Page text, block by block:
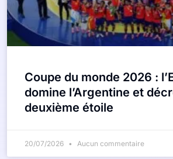
Coupe du monde 2026 :
domine l’Argentine et
deuxième étoile
20/07/2026 Aucun commentaire